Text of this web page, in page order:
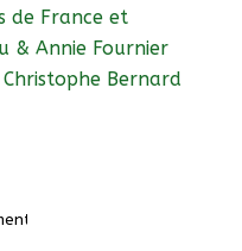
de France et
& Annie Fournier
Bernard